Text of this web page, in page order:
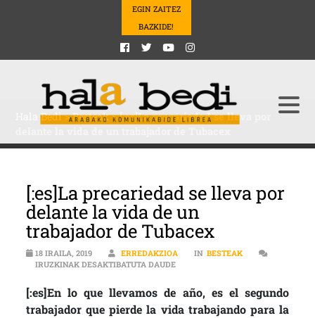
EGIN ZAITEZ
BAZKIDE!
Hala Bedi>Besteak>[:es]La precariedad se lleva por
[:es]La precariedad se lleva por
delante la vida de un
trabajador de Tubacex
18 IRAILA, 2019 ERREDAKZIOA IN BESTEAK
IRUZKINAK DESAKTIBATUTA DAUDE[:ES]LA PRECARIEDAD SE LLEVA
[:es]En lo que llevamos de año, es el segundo
trabajador que pierde la vida trabajando para la